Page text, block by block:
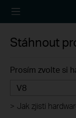
Stáhnout
Prosím zvolte si
V8
> Jak zjisti